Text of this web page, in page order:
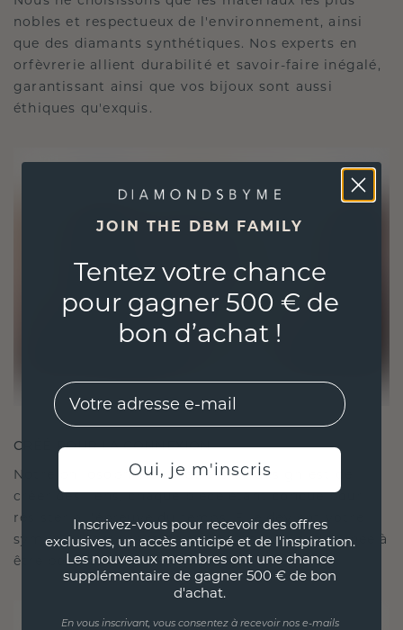
nobles et respectueux de l'environnement, ainsi
que des diamants synthétiques. Nos experts en
orfèvrerie allient durabilité et savoir-faire inégalé,
garantissant ainsi que vos bijoux sont aussi
éthiques qu'exquis.
CRÉÉ POUR LA CONNEXION
Notre philosophie en matière de design est de
créer des liens, chaque pièce étant conçue pour
résister à l'épreuve du temps. Elle devient votre
symbole d'amour et de moments chéris, destinée à
être portée et chérie pour toujours.
JOIN THE DBM FAMILY
Tentez votre chance
pour gagner 500 € de
bon d’achat !
EMail
Oui, je m'inscris
Inscrivez-vous pour recevoir des offres
exclusives, un accès anticipé et de l'inspiration.
Les nouveaux membres ont une chance
supplémentaire de gagner 500 € de bon
d'achat.
En vous inscrivant, vous consentez à recevoir nos e-mails